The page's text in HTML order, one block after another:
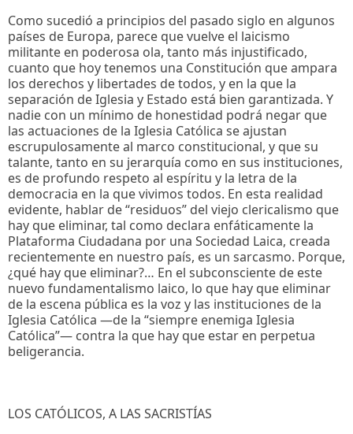
Como sucedió a principios del pasado siglo en algunos
países de Europa, parece que vuelve el laicismo
militante en poderosa ola, tanto más injustificado,
cuanto que hoy tenemos una Constitución que ampara
los derechos y libertades de todos, y en la que la
separación de Iglesia y Estado está bien garantizada. Y
nadie con un mínimo de honestidad podrá negar que
las actuaciones de la Iglesia Católica se ajustan
escrupulosamente al marco constitucional, y que su
talante, tanto en su jerarquía como en sus instituciones,
es de profundo respeto al espíritu y la letra de la
democracia en la que vivimos todos. En esta realidad
evidente, hablar de “residuos” del viejo clericalismo que
hay que eliminar, tal como declara enfáticamente la
Plataforma Ciudadana por una Sociedad Laica, creada
recientemente en nuestro país, es un sarcasmo. Porque,
¿qué hay que eliminar?… En el subconsciente de este
nuevo fundamentalismo laico, lo que hay que eliminar
de la escena pública es la voz y las instituciones de la
Iglesia Católica —de la “siempre enemiga Iglesia
Católica”— contra la que hay que estar en perpetua
beligerancia.
LOS CATÓLICOS, A LAS SACRISTÍAS